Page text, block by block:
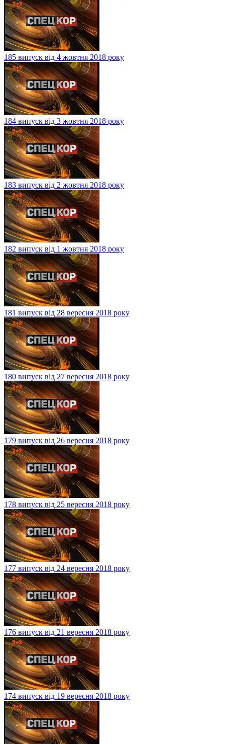
185 випуск від 4 жовтня 2018 року
184 випуск від 3 жовтня 2018 року
183 випуск від 2 жовтня 2018 року
182 випуск від 1 жовтня 2018 року
181 випуск від 28 вересня 2018 року
180 випуск від 27 вересня 2018 року
179 випуск від 26 вересня 2018 року
178 випуск від 25 вересня 2018 року
177 випуск від 24 вересня 2018 року
176 випуск від 21 вересня 2018 року
174 випуск від 19 вересня 2018 року